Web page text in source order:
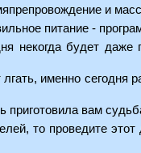
и
питание -
некогда будет
именно
вам
то проведите